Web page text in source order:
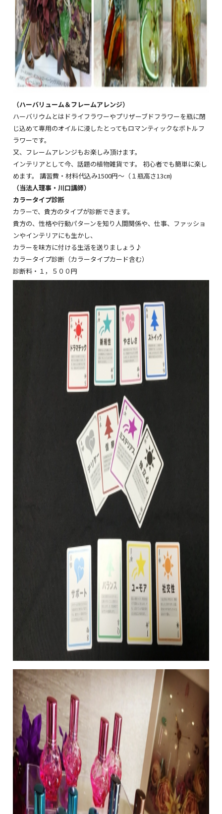
（ハーバリューム＆フレームアレンジ）
ハーバリウムとはドライフラワーやプリザーブドフラワーを瓶に閉
じ込めて専用のオイルに浸したとってもロマンティックなボトルフ
ラワーです。
又、フレームアレンジもお楽しみ頂けます。
インテリアとして今、話題の植物雑貨です。 初心者でも簡単に楽し
めます。 講習費・材料代込み1500円～（１瓶高さ13㎝)
（当法人理事・川口講師）
カラータイプ診断
カラーで、貴方のタイプが診断できます。
貴方の、性格や行動パターンを知り人間関係や、仕事、ファッショ
ンやインテリアにも生かし、
カラーを味方に付ける生活を送りましょう♪
カラータイプ診断（カラータイプカード含む）
診断料・１，５００円